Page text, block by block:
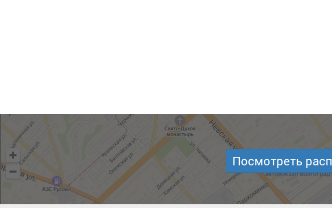
Посмотреть